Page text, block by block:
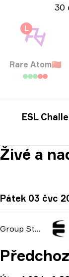
30
L
Rare Atom🇨🇳
ESL
Živé a
Pátek 03 čvc
Group Stage